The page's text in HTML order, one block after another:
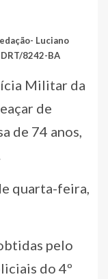
Luciano
8242-BA
Militar da
de
de 74 anos,
quarta-feira,
pelo
do 4º